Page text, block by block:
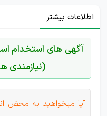
اطلاعات بیشتر
آگهی های استخدام
(نیازمندی
آیا میخواهید به محض